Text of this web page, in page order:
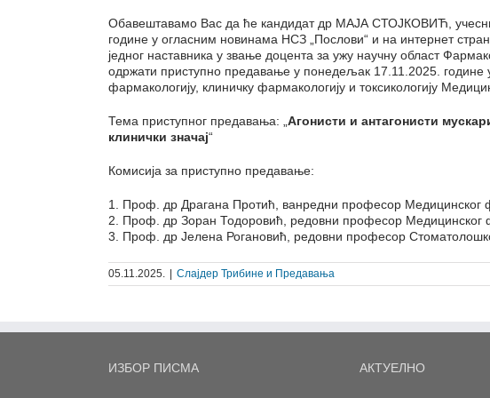
Обавештавамо Вас да ће кандидат др МАЈА СТОЈКОВИЋ,
године у огласним новинама НСЗ „Послови“ и на интернет
једног наставника у звање доцента за ужу научну област
одржати приступно предавање у понедељак 17.11.2025. године
фармакологију, клиничку фармакологију и токсикологију
Тема приступног предавања: „ Агонисти и антагонисти
клинички значај“
Комисија за приступно предавање:
1. Проф. др Драгана Протић, ванредни професор Медицинског
2. Проф. др Зоран Тодоровић, редовни професор Медицинског
3. Проф. др Јелена Рогановић, редовни професор
05.11.2025. Слајдер Трибине и Предавања
ИЗБОР ПИСМА АКТУЕЛНО